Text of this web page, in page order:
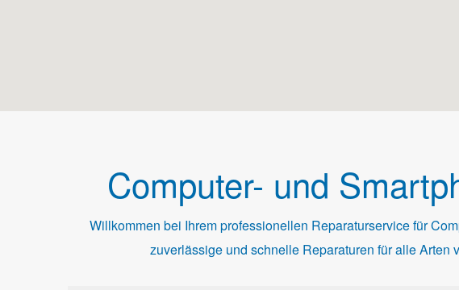
Computer- und
Willkommen bei Ihrem professionellen Reparaturservice für
zuverlässige und schnelle Reparaturen für alle